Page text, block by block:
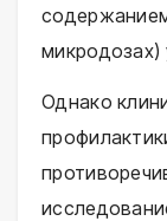
Однако